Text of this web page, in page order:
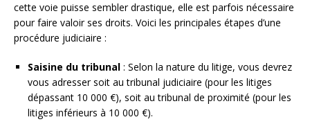
cette voie puisse sembler drastique, elle est parfois nécessaire
pour faire valoir ses droits. Voici les principales étapes d’une
procédure judiciaire :
Saisine du tribunal : Selon la nature du litige, vous devrez
vous adresser soit au tribunal judiciaire (pour les litiges
dépassant 10 000 €), soit au tribunal de proximité (pour les
litiges inférieurs à 10 000 €).